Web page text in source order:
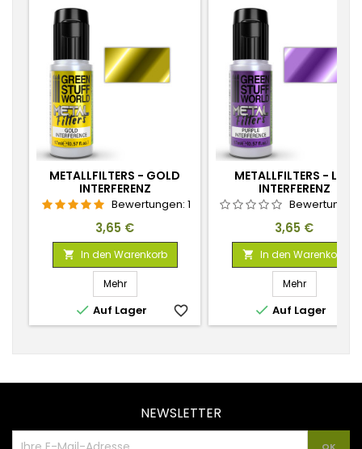
METALLFILTERS - GOLD
INTERFERENZ
Bewertungen: 1
Preis
3,65 €
 In den Warenkorb
Mehr
 Auf Lager favorite_border
METALLFILTERS - LILA
INTERFERENZ
Preis
3,65 €
 In den Warenkorb
Mehr
 Auf Lager
NEWSLETTER